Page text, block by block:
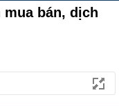
mua bán, dịch